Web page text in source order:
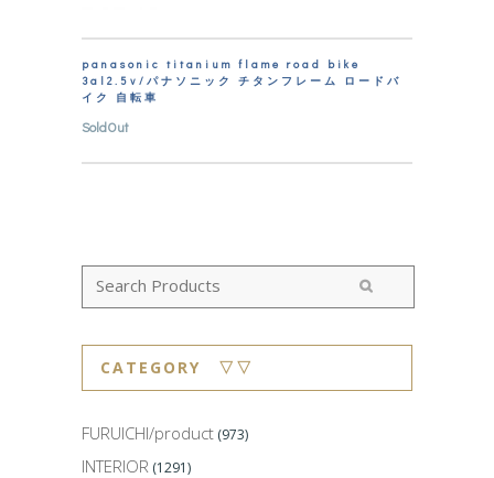
panasonic titanium flame road bike
3al2.5v/パナソニック チタンフレーム ロードバ
イク 自転車
SoldOut
CATEGORY ▽▽
FURUICHI/product (973)
INTERIOR (1291)